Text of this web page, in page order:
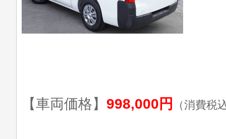
【車両価格】 998,000円 （消費税